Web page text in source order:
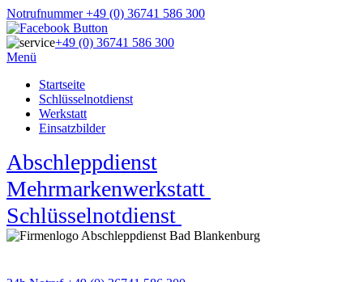
Notrufnummer +49 (0) 36741 586 300
+49 (0) 36741 586 300
Menü
Startseite
Schlüsselnotdienst
Werkstatt
Einsatzbilder
Abschleppdienst
Mehrmarkenwerkstatt
Schlüsselnotdienst